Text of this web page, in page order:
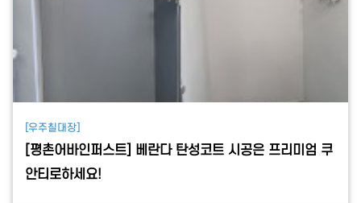
[우주칠대장]
[평촌어바인퍼스트] 베란다 탄성코트 시공은 프리미엄 쿠
안티로하세요!